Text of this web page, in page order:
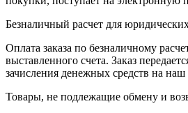
Безналичный расчет для
Оплата заказа по безналичному
выставленного счета. Заказ
зачисления денежных средств на наш
Товары, не подлежащие обмену и